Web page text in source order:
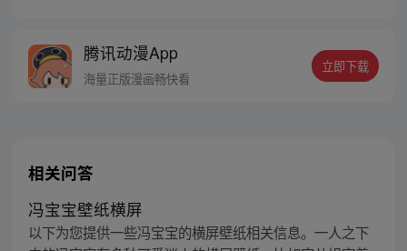
十年后，路飞为实现与因救他而断臂的杰克
斯的约定而出海，开始了以成为海盗王为目
腾讯动漫App
海量正版漫画畅快看
立即下载
相关问答
冯宝宝壁纸横屏
以下为您提供一些冯宝宝的横屏壁纸相关信息。一人之下